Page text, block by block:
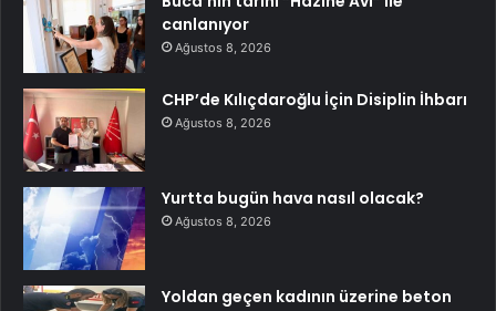
canlanıyor
Ağustos 8, 2026
CHP’de Kılıçdaroğlu İçin Disiplin İhbarı
Ağustos 8, 2026
Yurtta bugün hava nasıl olacak?
Ağustos 8, 2026
Yoldan geçen kadının üzerine beton